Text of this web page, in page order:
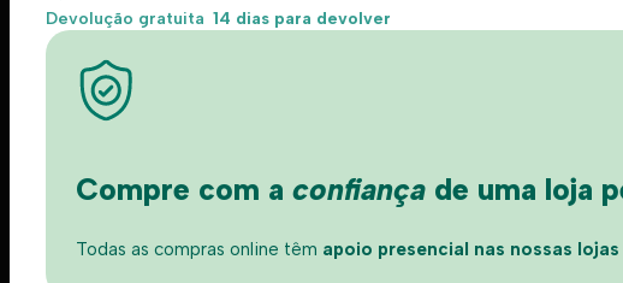
Devolução gratuita 14 dias para devolver
Compre com a confiança de uma loja
Todas as compras online têm apoio presencial nas nossas